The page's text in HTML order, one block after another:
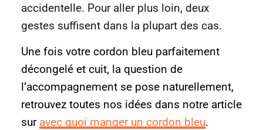
accidentelle. Pour aller plus loin, deux
gestes suffisent dans la plupart des cas.
Une fois votre cordon bleu parfaitement
décongelé et cuit, la question de
l’accompagnement se pose naturellement,
retrouvez toutes nos idées dans notre article
sur avec quoi manger un cordon bleu.